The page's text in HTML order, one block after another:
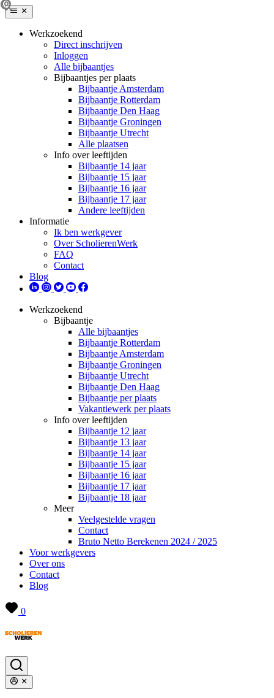
Werkzoekend
Direct inschrijven
Inloggen
Alle bijbaantjes
Bijbaantjes per plaats
Bijbaantje Amsterdam
Bijbaantje Rotterdam
Bijbaantje Den Haag
Bijbaantje Groningen
Bijbaantje Utrecht
Alle plaatsen
Info over leeftijden
Bijbaantje 14 jaar
Bijbaantje 15 jaar
Bijbaantje 16 jaar
Bijbaantje 17 jaar
Andere leeftijden
Informatie
Ik ben werkgever
Over ScholierenWerk
FAQ
Contact
Blog
Werkzoekend
Bijbaantje
Alle bijbaantjes
Bijbaantje Rotterdam
Bijbaantje Amsterdam
Bijbaantje Groningen
Bijbaantje Utrecht
Bijbaantje Den Haag
Bijbaantje per plaats
Vakantiewerk per plaats
Info over leeftijden
Bijbaantje 12 jaar
Bijbaantje 13 jaar
Bijbaantje 14 jaar
Bijbaantje 15 jaar
Bijbaantje 16 jaar
Bijbaantje 17 jaar
Bijbaantje 18 jaar
Meer
Veelgestelde vragen
Contact
Bruto Netto Berekenen 2024 / 2025
Voor werkgevers
Over ons
Contact
Blog
0